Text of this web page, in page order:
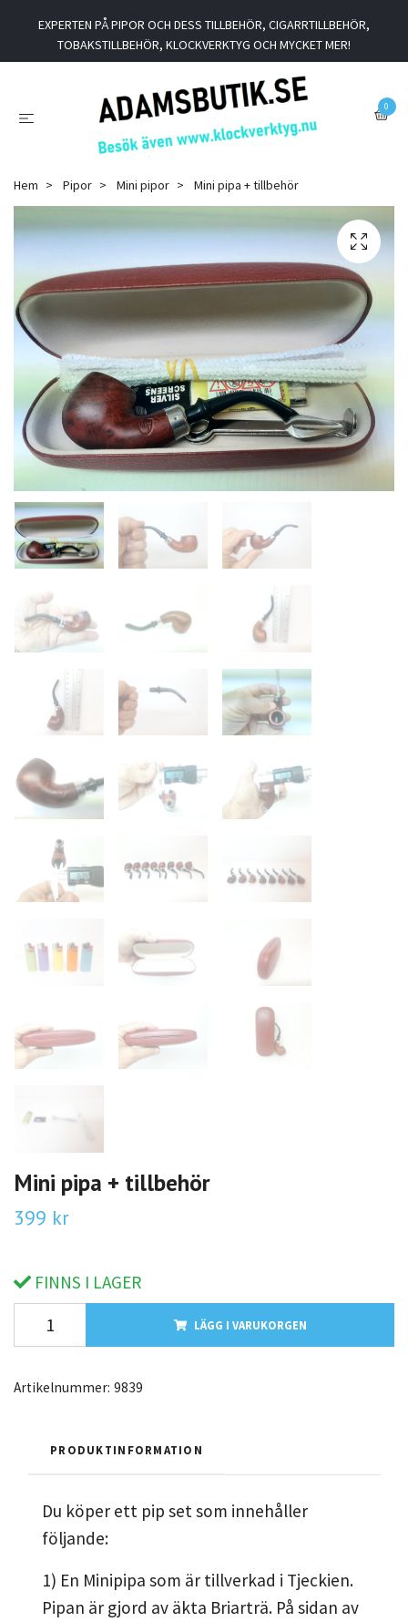
EXPERTEN PÅ PIPOR OCH DESS TILLBEHÖR, CIGARRTILLBEHÖR,
TOBAKSTILLBEHÖR, KLOCKVERKTYG OCH MYCKET MER!
0
Hem Pipor Mini pipor Mini pipa + tillbehör
Mini pipa + tillbehör
399 kr
FINNS I LAGER
LÄGG I VARUKORGEN
Artikelnummer: 9839
PRODUKTINFORMATION
Du köper ett pip set som innehåller
följande:
1) En Minipipa som är tillverkad i Tjeckien.
Pipan är gjord av äkta Briarträ. På sidan av